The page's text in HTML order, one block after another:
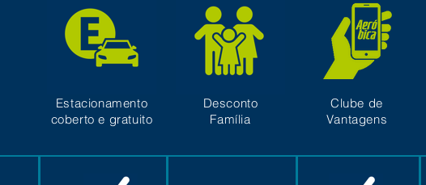
Estacionamento
coberto e gratuito
Desconto
Família
Clube de
Vantagens